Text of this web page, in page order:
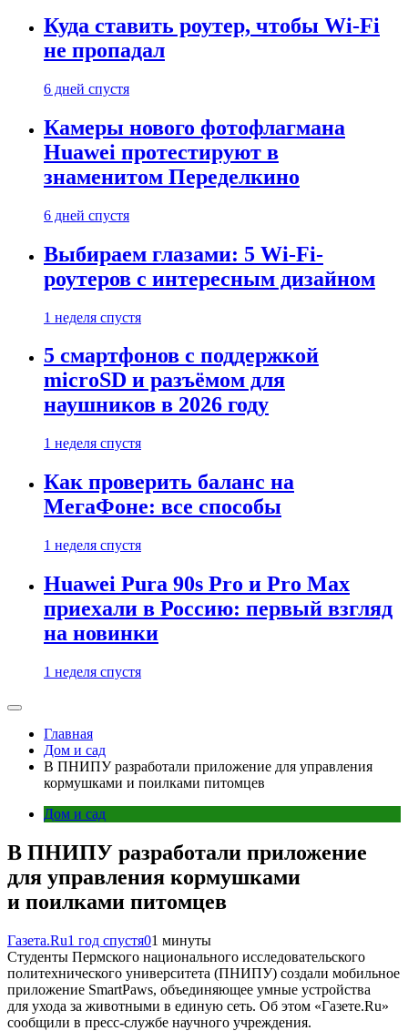
Куда ставить роутер, чтобы Wi-Fi
не пропадал
6 дней спустя
Камеры нового фотофлагмана
Huawei протестируют в
знаменитом Переделкино
6 дней спустя
Выбираем глазами: 5 Wi-Fi-
роутеров с интересным дизайном
1 неделя спустя
5 смартфонов с поддержкой
microSD и разъёмом для
наушников в 2026 году
1 неделя спустя
Как проверить баланс на
МегаФоне: все способы
1 неделя спустя
Huawei Pura 90s Pro и Pro Max
приехали в Россию: первый взгляд
на новинки
1 неделя спустя
Главная
Дом и сад
В ПНИПУ разработали приложение для управления
кормушками и поилками питомцев
Дом и сад
В ПНИПУ разработали приложение
для управления кормушками
и поилками питомцев
Газета.Ru1 год спустя01 минуты
Студенты Пермского национального исследовательского
политехнического университета (ПНИПУ) создали мобильное
приложение SmartPaws, объединяющее умные устройства
для ухода за животными в единую сеть. Об этом «Газете.Ru»
сообщили в пресс-службе научного учреждения.